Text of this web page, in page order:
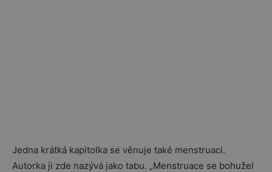
Jedna krátká kapitolka se věnuje také menstruaci.
Autorka ji zde nazývá jako tabu. „Menstruace se bohužel